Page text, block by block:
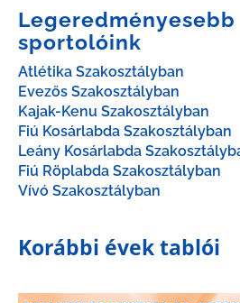
Legeredményesebb
sportolóink
Atlétika Szakosztályban
Evezős Szakosztályban
Kajak-Kenu Szakosztályban
Fiú Kosárlabda Szakosztályban
Leány Kosárlabda
Fiú Röplabda Szakosztályban
Vívó Szakosztályban
Korábbi évek tablói